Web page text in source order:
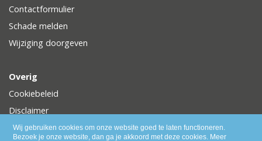
Wij gebruiken cookies om onze website goed te laten functioneren.
Bezoek je onze website, dan ga je akkoord met deze cookies. Meer
Contactformulier
Schade melden
Wijziging doorgeven
Overig
Cookiebeleid
Disclaimer
Privacy